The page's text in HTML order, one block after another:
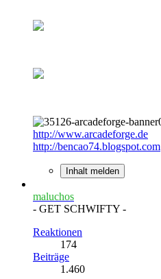
http://www.arcadeforge.de
http://bencao74.blogspot.com
Inhalt melden
maluchos
- GET SCHWIFTY -
Reaktionen
174
Beiträge
1.460